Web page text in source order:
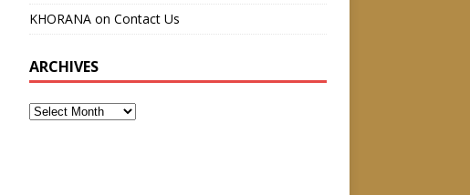
KHORANAon Contact Us
ARCHIVES